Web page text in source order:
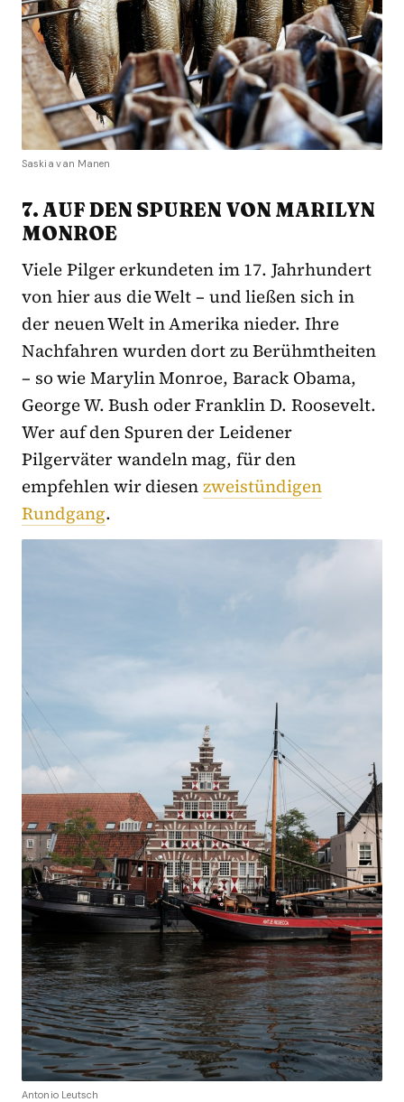
Saskia van Manen
7. AUF DEN SPUREN VON MARILYN
MONROE
Viele Pilger erkundeten im 17. Jahrhundert
von hier aus die Welt – und ließen sich in
der neuen Welt in Amerika nieder. Ihre
Nachfahren wurden dort zu Berühmtheiten
– so wie Marylin Monroe, Barack Obama,
George W. Bush oder Franklin D. Roosevelt.
Wer auf den Spuren der Leidener
Pilgerväter wandeln mag, für den
empfehlen wir diesenzweistündigen
Rundgang.
Antonio Leutsch